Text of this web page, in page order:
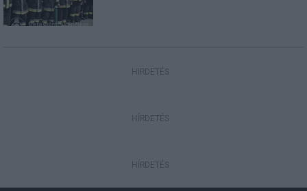
HIRDETÉS
HÍRDETÉS
HÍRDETÉS